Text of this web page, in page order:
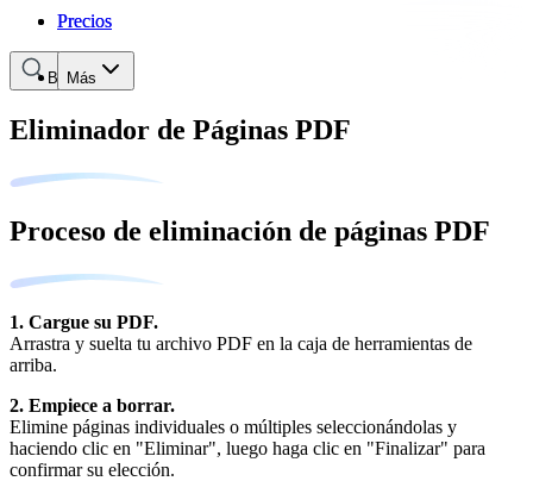
Precios
Más
Precios
Buscar
Eliminador de Páginas PDF
Proceso de eliminación de páginas PDF
1. Cargue su PDF.
Arrastra y suelta tu archivo PDF en la caja de herramientas de
arriba.
2. Empiece a borrar.
Elimine páginas individuales o múltiples seleccionándolas y
haciendo clic en "Eliminar", luego haga clic en "Finalizar" para
confirmar su elección.